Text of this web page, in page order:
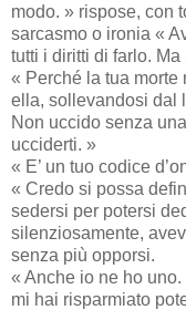
modo. » rispose, con
sarcasmo o ironia «
tutti i diritti di farlo.
« Perché la tua morte
ella, sollevandosi dal
Non uccido senza
ucciderti. »
« E’ un tuo codice
« Credo si possa
sedersi per potersi
silenziosamente,
senza più opporsi.
« Anche io ne ho
mi hai risparmiato